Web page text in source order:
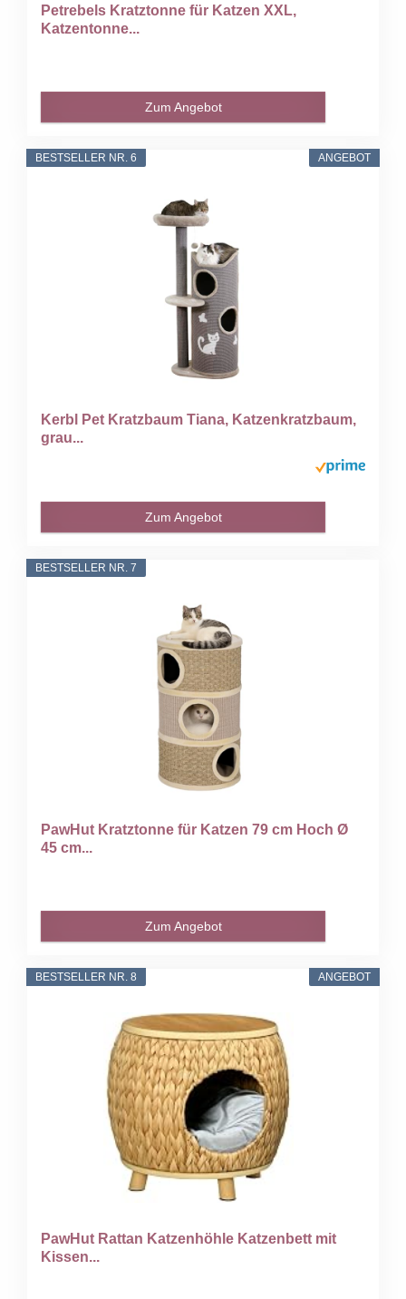
Petrebels Kratztonne für Katzen XXL,
Katzentonne...
Zum Angebot
ANGEBOT
BESTSELLER NR. 6
Kerbl Pet Kratzbaum Tiana, Katzenkratzbaum,
grau...
Zum Angebot
BESTSELLER NR. 7
PawHut Kratztonne für Katzen 79 cm Hoch Ø
45 cm...
Zum Angebot
ANGEBOT
BESTSELLER NR. 8
PawHut Rattan Katzenhöhle Katzenbett mit
Kissen...